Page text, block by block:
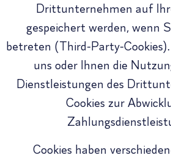
Drittunternehmen auf
gespeichert werden, wenn
betreten (Third-Party-
uns oder Ihnen die
Dienstleistungen des
Cookies zur
Cookies haben